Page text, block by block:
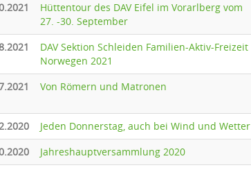
Hüttentour des DAV Eifel im Vorarlberg vom
27. -30. September
DAV Sektion Schleiden Familien-Aktiv-Freizeit
Norwegen 2021
Von Römern und Matronen
Jeden Donnerstag, auch bei Wind und Wetter
Jahreshauptversammlung 2020